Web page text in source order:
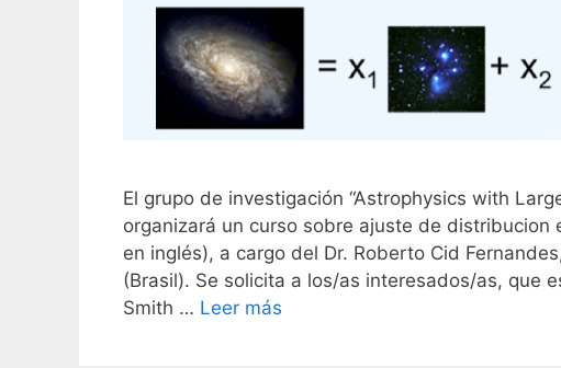
El grupo de investigación “Astrophysics with
organizará un curso sobre ajuste de distribucion
en inglés), a cargo del Dr. Roberto Cid
(Brasil). Se solicita a los/as interesados/as, que
Smith … Leer más